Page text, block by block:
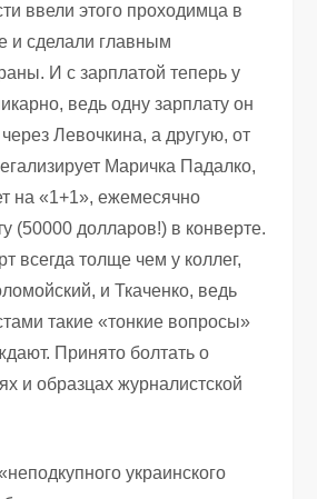
ввели этого проходимца в
и сделали главным
И с зарплатой теперь у
ведь одну зарплату он
Левочкина, а другую, от
Маричка Падалко,
на «1+1», ежемесячно
(50000 долларов!) в конверте.
всегда толще чем у коллег,
и Ткаченко, ведь
такие «тонкие вопросы»
Принято болтать о
и образцах журналистской
украинского